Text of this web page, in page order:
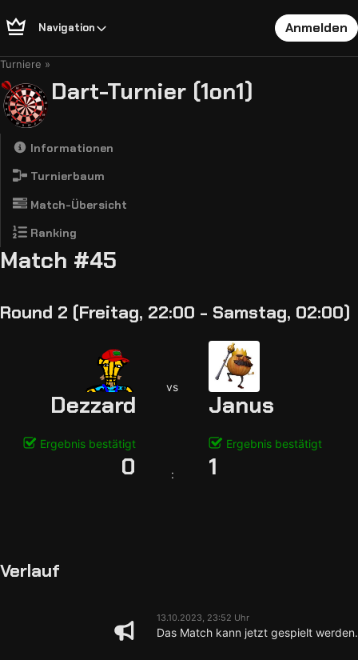
Navigation Anmelden
Turniere
Dart-Turnier (1on1)
Informationen
Turnierbaum
Match-Übersicht
Ranking
Match #45
Round 2 (Freitag, 22:00 - Samstag, 02:00)
Dezzard
vs
Janus
Ergebnis bestätigt Ergebnis bestätigt
0 : 1
Verlauf
13.10.2023, 23:52 Uhr
Das Match kann jetzt gespielt werden.